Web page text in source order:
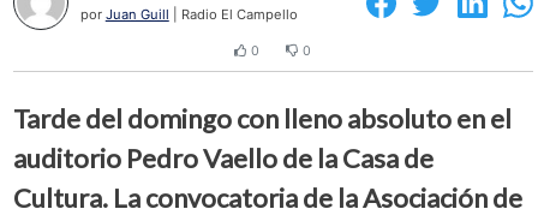
por Juan Guill | Radio El Campello
0 0
Tarde del domingo con lleno absoluto en el
auditorio Pedro Vaello de la Casa de
Cultura. La convocatoria de la Asociación de